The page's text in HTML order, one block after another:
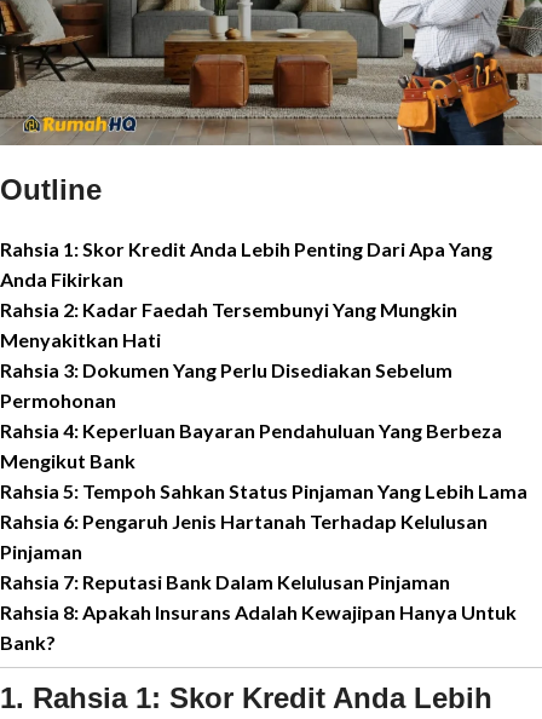
Outline
Rahsia 1: Skor Kredit Anda Lebih Penting Dari Apa Yang
Anda Fikirkan
Rahsia 2: Kadar Faedah Tersembunyi Yang Mungkin
Menyakitkan Hati
Rahsia 3: Dokumen Yang Perlu Disediakan Sebelum
Permohonan
Rahsia 4: Keperluan Bayaran Pendahuluan Yang Berbeza
Mengikut Bank
Rahsia 5: Tempoh Sahkan Status Pinjaman Yang Lebih Lama
Rahsia 6: Pengaruh Jenis Hartanah Terhadap Kelulusan
Pinjaman
Rahsia 7: Reputasi Bank Dalam Kelulusan Pinjaman
Rahsia 8: Apakah Insurans Adalah Kewajipan Hanya Untuk
Bank?
1. Rahsia 1: Skor Kredit Anda Lebih